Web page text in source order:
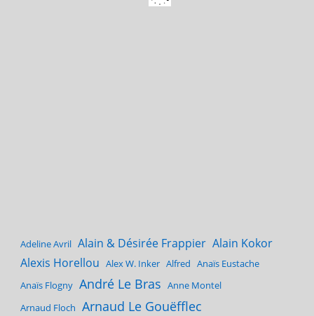
Adeline Avril Alain & Désirée Frappier Alain Kokor
Alexis Horellou Alex W. Inker Alfred Anaïs Eustache
Anaïs Flogny André Le Bras Anne Montel
Arnaud Floch Arnaud Le Gouëfflec